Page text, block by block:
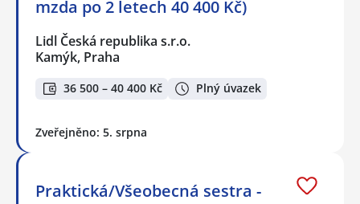
mzda po 2 letech 40 400 Kč)
Lidl Česká republika s.r.o.
Kamýk, Praha
36 500 – 40 400 Kč Plný úvazek
Zveřejněno: 5. srpna
Praktická/Všeobecná sestra -